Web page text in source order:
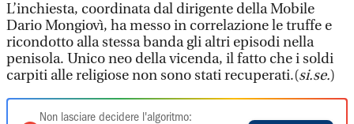
L’inchiesta, coordinata dal dirigente della Mobile
Dario Mongiovì, ha messo in correlazione le truffe e
ricondotto alla stessa banda gli altri episodi nella
penisola. Unico neo della vicenda, il fatto che i soldi
carpiti alle religiose non sono stati recuperati.(si.se.)
Non lasciare decidere l'algoritmo: